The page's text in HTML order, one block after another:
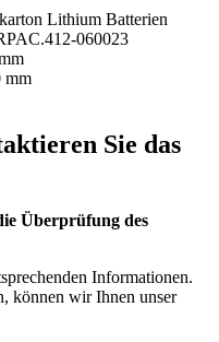
Lithium Batterien
060023
mm
Sie das
Überprüfung des
Informationen.
können wir Ihnen unser